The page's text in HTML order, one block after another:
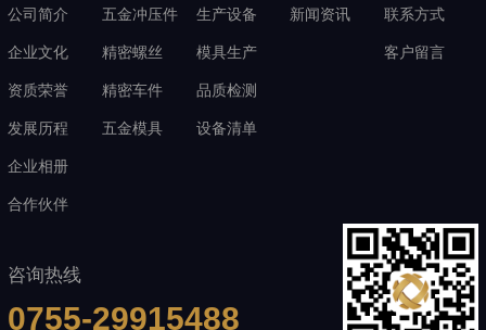
公司简介
企业文化
资质荣誉
发展历程
企业相册
合作伙伴
五金冲压件
精密螺丝
精密车件
五金模具
生产设备
模具生产
品质检测
设备清单
新闻资讯 联系方式
客户留言
咨询热线
0755-29915488